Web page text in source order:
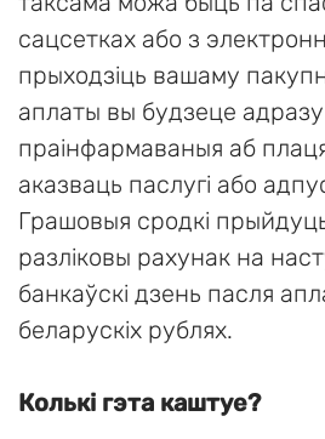
сацсетках або з
прыходзіць вашаму
аплаты вы будзеце адразу
праінфармаваныя аб
аказваць паслугі або
Грашовыя сродкі
разліковы рахунак на
банкаўскі дзень пасля
беларускіх рублях.
Колькі гэта каштуе?